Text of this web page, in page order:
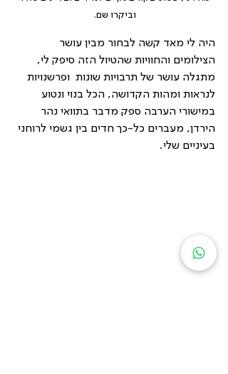
וביקרו שם.
היה לי מאד קשה לבחור מבין עושר
הצילומים והחוויות שהטיול הזה סיפק לי,
מתגלה עושר של תרבויות שונות  ופרשנויות
לנראות ומהות הקדושה, הכל בנוי ונטוע
במישורי הערבה ספק מדבר בתוואי נהר
הירדן, מעברים כל-כך חדים בין גשמי לרוחני
בעיניים שלי.